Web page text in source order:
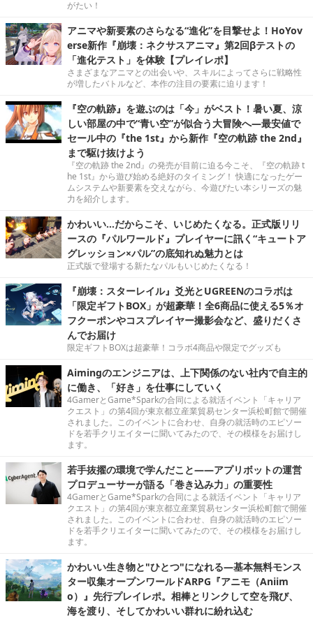
がたい！
アニマや新要素のさらなる“進化”を目撃せよ！HoYov
erse新作『崩壊：ネクサスアニマ』第2回βテストの
「進化テスト」を体験【プレイレポ】
さまざまなアニマとの出会いや、スキルによってさらに戦略性
が増したバトルなど、本作の注目の要素に迫ります！
『空の軌跡』を遊ぶのは「今」がベスト！暑い夏、涼
しい部屋の中で“青い空”が似合う大冒険へ―最安値で
セール中の『the 1st』から新作『空の軌跡 the 2nd』
まで駆け抜けよう
『空の軌跡 the 2nd』の発売が目前に迫る今こそ、『空の軌跡 t
he 1st』から遊び始める絶好のタイミング！ 快適になったゲー
ムシステムや新要素を交えながら、今遊びたい本シリーズの魅
力を紹介します。
かわいい…だからこそ、いじめたくなる。正式版リリ
ースの『パルワールド』プレイヤーに訊く“キュートア
グレッション×パル”の底知れぬ魅力とは
正式版で登場する新たなパルもいじめたくなる！
『崩壊：スターレイル』爻光とUGREENのコラボは
「限定ギフトBOX」が超豪華！全6商品に使える5％オ
フクーポンやコスプレイヤー撮影会など、盛りだくさ
んでお届け
限定ギフトBOXは超豪華！コラボ4商品や限定でグッズも
Aimingのエンジニアは、上下関係のない社内で自主的
に働き、「好き」を仕事にしていく
4GamerとGame*Sparkの合同による就活イベント「キャリア
クエスト」の第4回が東京都立産業貿易センター浜松町館で開催
されました。このイベントに合わせ、自身の就活時のエピソー
ドを若手クリエイターに聞いてみたので、その模様をお届けし
ます。
若手抜擢の環境で学んだこと――アプリボットの運営
プロデューサーが語る「巻き込み力」の重要性
4GamerとGame*Sparkの合同による就活イベント「キャリア
クエスト」の第4回が東京都立産業貿易センター浜松町館で開催
されました。このイベントに合わせ、自身の就活時のエピソー
ドを若手クリエイターに聞いてみたので、その模様をお届けし
ます。
かわいい生き物と"ひとつ"になれる―基本無料モンス
ター収集オープンワールドARPG『アニモ（Aniim
o）』先行プレイレポ。相棒とリンクして空を飛び、
海を渡り、そしてかわいい群れに紛れ込む